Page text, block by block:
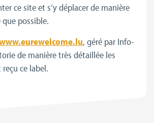
ce site et s’y déplacer de manière
possible.
, géré par Info-
de manière très détaillée les
ce label.